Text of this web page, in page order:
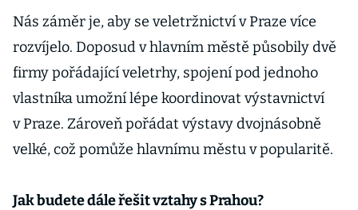
Nás záměr je, aby se veletržnictví v Praze více
rozvíjelo. Doposud v hlavním městě působily dvě
firmy pořádající veletrhy, spojení pod jednoho
vlastníka umožní lépe koordinovat výstavnictví
v Praze. Zároveň pořádat výstavy dvojnásobně
velké, což pomůže hlavnímu městu v popularitě.
Jak budete dále řešit vztahy s Prahou?